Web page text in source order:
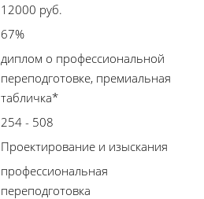
12000 руб.
67%
диплом о профессиональной
переподготовке, премиальная
табличка*
254 - 508
Проектирование и изыскания
профессиональная
переподготовка